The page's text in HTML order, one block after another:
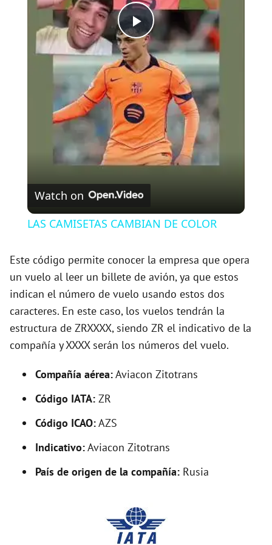
P
l
a
y
V
i
d
e
o
Watch on
LAS CAMISETAS CAMBIAN DE COLOR
Este código permite conocer la empresa que opera
un vuelo al leer un billete de avión, ya que estos
indican el número de vuelo usando estos dos
caracteres. En este caso, los vuelos tendrán la
estructura de ZRXXXX, siendo ZR el indicativo de la
compañía y XXXX serán los números del vuelo.
Compañía aérea:Aviacon Zitotrans
Código IATA: ZR
Código ICAO:AZS
Indicativo:Aviacon Zitotrans
País de origen de la compañía: Rusia